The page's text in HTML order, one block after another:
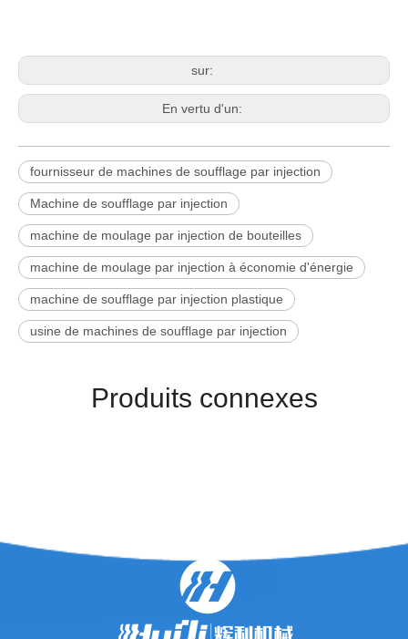
sur:
En vertu d'un:
fournisseur de machines de soufflage par injection
Machine de soufflage par injection
machine de moulage par injection de bouteilles
machine de moulage par injection à économie d'énergie
machine de soufflage par injection plastique
usine de machines de soufflage par injection
Produits connexes